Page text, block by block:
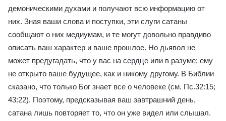
демоническими духами и получают всю информацию от
них. Зная ваши слова и поступки, эти слуги сатаны
сообщают о них медиумам, и те могут довольно правдиво
описать ваш характер и ваше прошлое. Но дьявол не
может предугадать, что у вас на сердце или в разуме; ему
не открыто ваше будущее, как и никому другому. В Библии
сказано, что только Бог знает все о человеке (см. Пс.32:15;
43:22). Поэтому, предсказывая ваш завтрашний день,
сатана лишь повторяет то, что он уже видел или слышал.